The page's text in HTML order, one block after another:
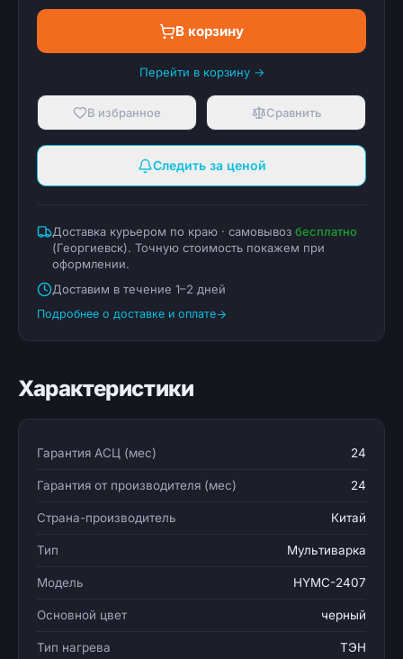
В корзину
Перейти в корзину →
В избранное Сравнить
Следить за ценой
Доставка курьером по краю · самовывоз бесплатно
(Георгиевск). Точную стоимость покажем при
оформлении.
Доставим в течение 1–2 дней
Подробнее о доставке и оплате
Характеристики
Гарантия АСЦ (мес) 24
Гарантия от производителя (мес) 24
Страна-производитель Китай
Тип Мультиварка
Модель HYMC-2407
Основной цвет черный
Тип нагрева ТЭН